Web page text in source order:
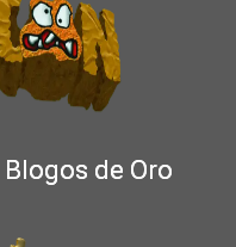
de Oro